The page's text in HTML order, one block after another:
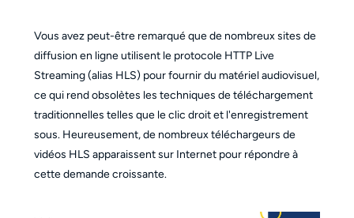
Vous avez peut-être remarqué que de nombreux sites de
diffusion en ligne utilisent le protocole HTTP Live
Streaming (alias HLS) pour fournir du matériel audiovisuel,
ce qui rend obsolètes les techniques de téléchargement
traditionnelles telles que le clic droit et l'enregistrement
sous. Heureusement, de nombreux téléchargeurs de
vidéos HLS apparaissent sur Internet pour répondre à
cette demande croissante.